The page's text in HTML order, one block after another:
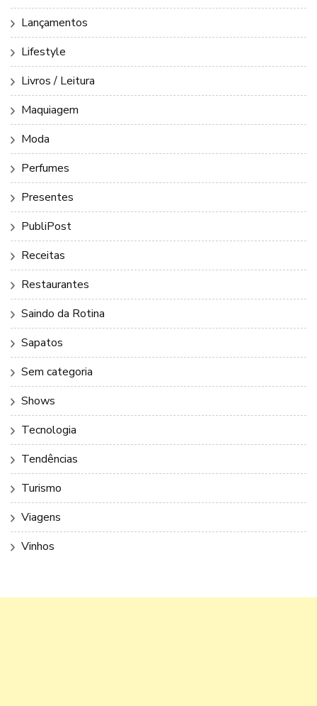
Lançamentos
Lifestyle
Livros / Leitura
Maquiagem
Moda
Perfumes
Presentes
PubliPost
Receitas
Restaurantes
Saindo da Rotina
Sapatos
Sem categoria
Shows
Tecnologia
Tendências
Turismo
Viagens
Vinhos